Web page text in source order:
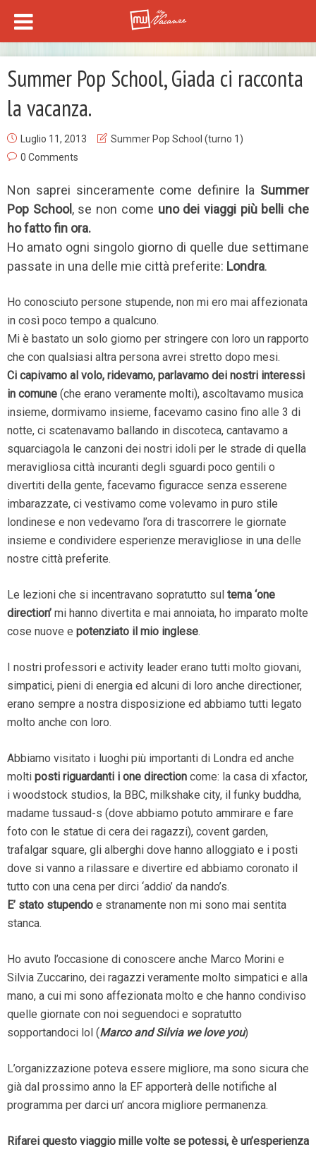
Summer Pop School, Giada ci racconta
la vacanza.
Luglio 11, 2013
Summer Pop School (turno 1)
0 Comments
Non saprei sinceramente come definire la Summer
Pop School, se non come uno dei viaggi più belli che
ho fatto fin ora.
Ho amato ogni singolo giorno di quelle due settimane
passate in una delle mie città preferite: Londra.
Ho conosciuto persone stupende, non mi ero mai affezionata
in così poco tempo a qualcuno.
Mi è bastato un solo giorno per stringere con loro un rapporto
che con qualsiasi altra persona avrei stretto dopo mesi.
Ci capivamo al volo, ridevamo, parlavamo dei nostri interessi
in comune (che erano veramente molti), ascoltavamo musica
insieme, dormivamo insieme, facevamo casino fino alle 3 di
notte, ci scatenavamo ballando in discoteca, cantavamo a
squarciagola le canzoni dei nostri idoli per le strade di quella
meravigliosa città incuranti degli sguardi poco gentili o
divertiti della gente, facevamo figuracce senza esserene
imbarazzate, ci vestivamo come volevamo in puro stile
londinese e non vedevamo l’ora di trascorrere le giornate
insieme e condividere esperienze meravigliose in una delle
nostre città preferite.
Le lezioni che si incentravano sopratutto sul tema ‘one
direction’ mi hanno divertita e mai annoiata, ho imparato molte
cose nuove e potenziato il mio inglese.
I nostri professori e activity leader erano tutti molto giovani,
simpatici, pieni di energia ed alcuni di loro anche directioner,
erano sempre a nostra disposizione ed abbiamo tutti legato
molto anche con loro.
Abbiamo visitato i luoghi più importanti di Londra ed anche
molti posti riguardanti i one direction come: la casa di xfactor,
i woodstock studios, la BBC, milkshake city, il funky buddha,
madame tussaud-s (dove abbiamo potuto ammirare e fare
foto con le statue di cera dei ragazzi), covent garden,
trafalgar square, gli alberghi dove hanno alloggiato e i posti
dove si vanno a rilassare e divertire ed abbiamo coronato il
tutto con una cena per dirci ‘addio’ da nando’s.
E’ stato stupendo e stranamente non mi sono mai sentita
stanca.
Ho avuto l’occasione di conoscere anche Marco Morini e
Silvia Zuccarino, dei ragazzi veramente molto simpatici e alla
mano, a cui mi sono affezionata molto e che hanno condiviso
quelle giornate con noi seguendoci e sopratutto
sopportandoci lol (Marco and Silvia we love you)
L’organizzazione poteva essere migliore, ma sono sicura che
già dal prossimo anno la EF apporterà delle notifiche al
programma per darci un’ ancora migliore permanenza.
Rifarei questo viaggio mille volte se potessi, è un’esperienza